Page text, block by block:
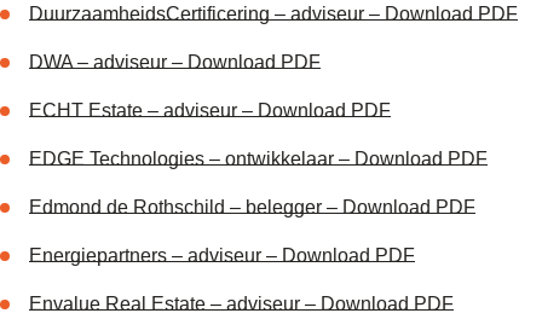
DuurzaamheidsCertificering – adviseur – Download PDF
DWA – adviseur – Download PDF
ECHT Estate – adviseur – Download PDF
EDGE Technologies – ontwikkelaar – Download PDF
Edmond de Rothschild – belegger – Download PDF
Energiepartners – adviseur – Download PDF
Envalue Real Estate – adviseur – Download PDF